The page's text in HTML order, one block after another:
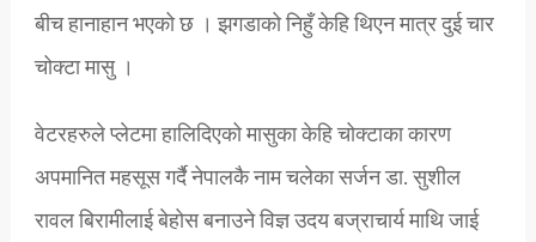
बीच हानाहान भएको छ । झगडाको निहुँ केहि थिएन मात्र दुई चार
चोक्टा मासु ।
वेटरहरुले प्लेटमा हालिदिएको मासुका केहि चोक्टाका कारण
अपमानित महसूस गर्दै नेपालकै नाम चलेका सर्जन डा. सुशील
रावल बिरामीलाई बेहोस बनाउने विज्ञ उदय बज्राचार्य माथि जाई